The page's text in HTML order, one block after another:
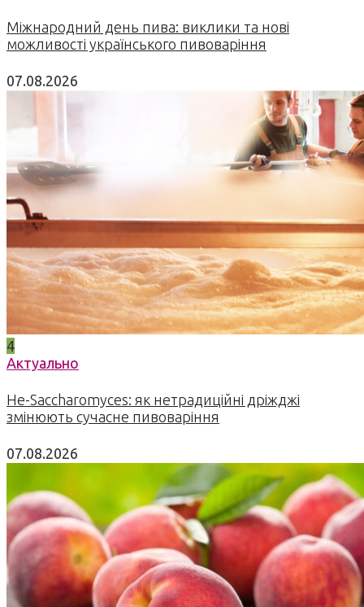
Міжнародний день пива: виклики та нові
можливості українського пивоваріння
07.08.2026
4
Актуально
Не-Saccharomyces: як нетрадиційні дріжджі
змінюють сучасне пивоваріння
07.08.2026